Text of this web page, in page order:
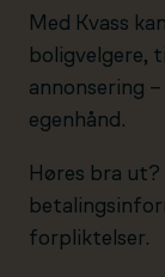
Med Kvass
boligvelgere,
annonsering
egenhånd.
Høres bra ut?
forpliktelser.